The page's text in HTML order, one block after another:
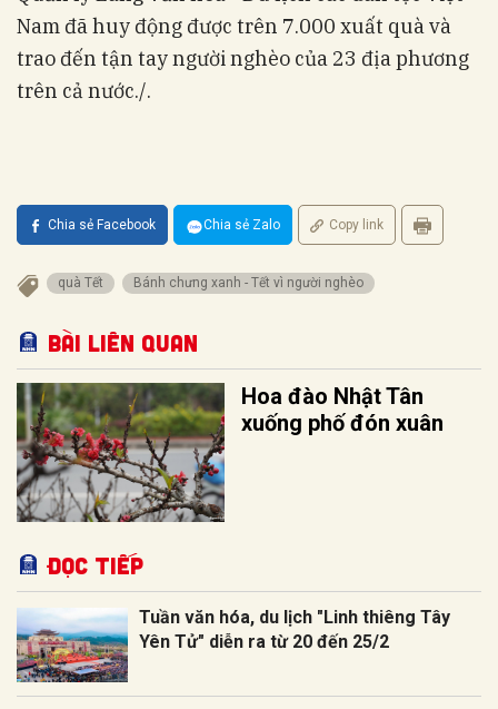
Nam đã huy động được trên 7.000 xuất quà và
trao đến tận tay người nghèo của 23 địa phương
trên cả nước./.
Chia sẻ Facebook Chia sẻ Zalo Copy link
quà Tết Bánh chưng xanh - Tết vì người nghèo
Bài liên quan
Hoa đào Nhật Tân
xuống phố đón xuân
Đọc tiếp
Tuần văn hóa, du lịch "Linh thiêng Tây
Yên Tử" diễn ra từ 20 đến 25/2